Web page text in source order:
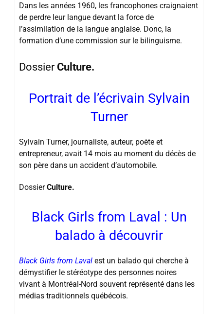
Dans les années 1960, les francophones craignaient
de perdre leur langue devant la force de
l’assimilation de la langue anglaise. Donc, la
formation d’une commission sur le bilinguisme.
Dossier Culture.
Portrait de l’écrivain Sylvain
Turner
Sylvain Turner, journaliste, auteur, poète et
entrepreneur, avait 14 mois au moment du décès de
son père dans un accident d’automobile.
DossierCulture.
Black Girls from Laval : Un
balado à découvrir
Black Girls from Laval est un balado qui cherche à
démystifier le stéréotype des personnes noires
vivant à Montréal-Nord souvent représenté dans les
médias traditionnels québécois.